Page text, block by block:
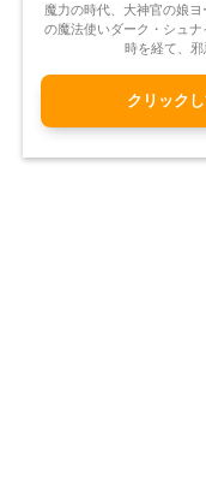
魔力の時代、大神官の娘
の魔法使いダーク・シュ
時を経て、
クリック